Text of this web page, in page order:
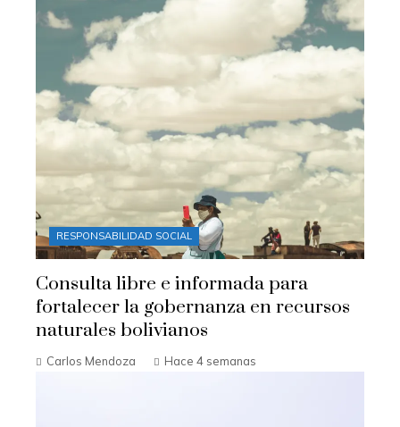
RESPONSABILIDAD SOCIAL
Consulta libre e informada para
fortalecer la gobernanza en recursos
naturales bolivianos
Carlos Mendoza Hace 4 semanas